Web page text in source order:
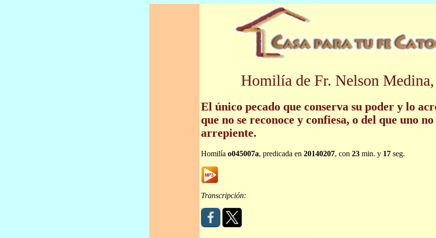
Homilía de Fr. Nelson Medina,
El único pecado que conserva su poder y lo
que no se reconoce y confiesa, o del que uno no
arrepiente.
Homilía o045007a, predicada en 20140207, con 23 min. y 17 seg.
Transcripción: